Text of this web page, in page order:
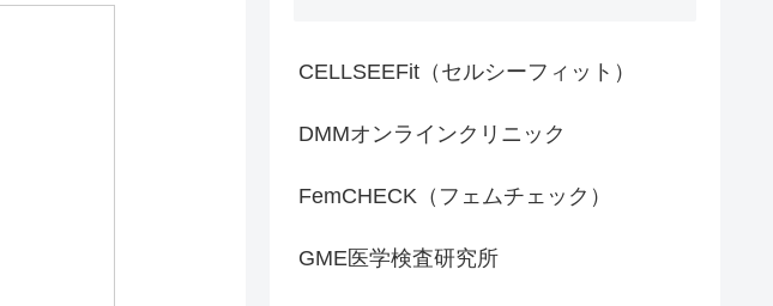
CELLSEEFit（セルシーフィット）
DMMオンラインクリニック
FemCHECK（フェムチェック）
GME医学検査研究所